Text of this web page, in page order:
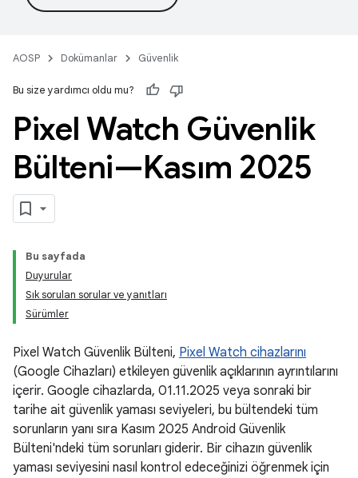
AOSP Dokümanlar Güvenlik
Bu size yardımcı oldu mu?
Pixel Watch Güvenlik
Bülteni—Kasım 2025
Bu sayfada
Duyurular
Sık sorulan sorular ve yanıtları
Sürümler
Pixel Watch Güvenlik Bülteni, Pixel Watch cihazlarını
(Google Cihazları) etkileyen güvenlik açıklarının ayrıntılarını
içerir. Google cihazlarda, 01.11.2025 veya sonraki bir
tarihe ait güvenlik yaması seviyeleri, bu bültendeki tüm
sorunların yanı sıra Kasım 2025 Android Güvenlik
Bülteni'ndeki tüm sorunları giderir. Bir cihazın güvenlik
yaması seviyesini nasıl kontrol edeceğinizi öğrenmek için